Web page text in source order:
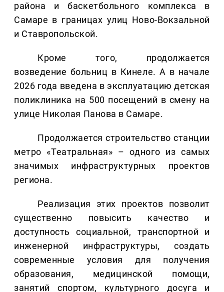
района и баскетбольного комплекса в
Самаре в границах улиц Ново-Вокзальной
и Ставропольской.
Кроме того, продолжается
возведение больниц в Кинеле. А в начале
2026 года введена в эксплуатацию детская
поликлиника на 500 посещений в смену на
улице Николая Панова в Самаре.
Продолжается строительство станции
метро «Театральная» – одного из самых
значимых инфраструктурных проектов
региона.
Реализация этих проектов позволит
существенно повысить качество и
доступность социальной, транспортной и
инженерной инфраструктуры, создать
современные условия для получения
образования, медицинской помощи,
занятий спортом, культурного досуга и